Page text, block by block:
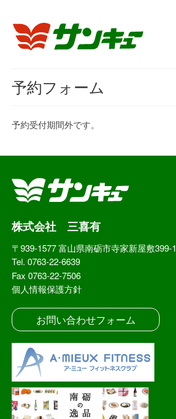
予約フォーム
予約受付期間外です。
株式会社 三喜有
〒939-1577 富山県南砺市寺家新屋敷399-1
Tel. 0763-22-6639
Fax 0763-22-7506
個人情報保護方針
お問い合わせフォーム